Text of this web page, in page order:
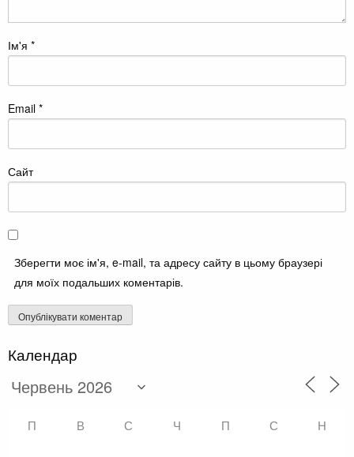
Ім'я *
Email *
Сайт
Зберегти моє ім'я, e-mail, та адресу сайту в цьому браузері
для моїх подальших коментарів.
Календар
П В С Ч П С Н